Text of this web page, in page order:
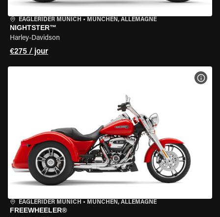
EAGLERIDER MUNICH • MÜNCHEN, ALLEMAGNE
NIGHTSTER™
Harley-Davidson
€275 / jour
EAGLERIDER MUNICH • MÜNCHEN, ALLEMAGNE
FREEWHEELER®